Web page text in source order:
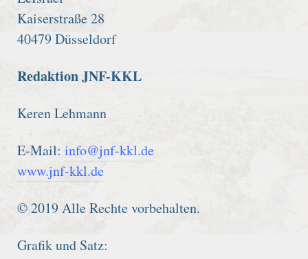
Kaiserstraße 28
40479 Düsseldorf
Redaktion JNF-KKL
Keren Lehmann
E-Mail: info@jnf-kkl.de
www.jnf-kkl.de
© 2019 Alle Rechte vorbehalten.
Grafik und Satz: